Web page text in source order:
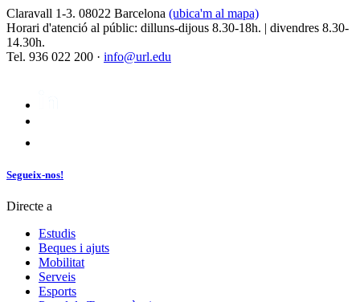
Claravall 1-3. 08022 Barcelona (ubica'm al mapa)
Horari d'atenció al públic: dilluns-dijous 8.30-18h. | divendres 8.30-
14.30h.
Tel. 936 022 200 · info@url.edu
Segueix-nos!
Directe a
Estudis
Beques i ajuts
Mobilitat
Serveis
Esports